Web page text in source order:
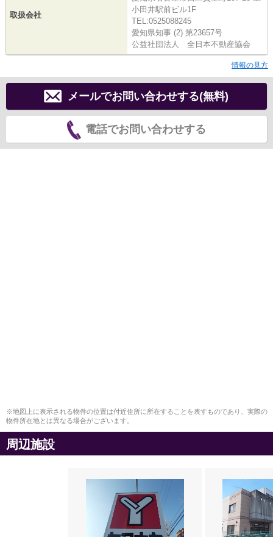
取扱会社
小田井駅前ビル1F
TEL:0525088245
愛知県知事 (2) 第23657号
公益社団法人 全日本不動産協会
情報の見方
メールでお問い合わせする(無料)
電話でお問い合わせする
※地図上に表示される物件の位置は付近住所に所在することを表すものであり、実際の
物件所在地とは異なる場合がございます。
周辺施設